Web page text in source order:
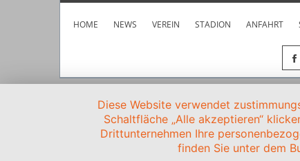
HOME NEWS VEREIN STADION ANFAHRT
Diese Website verwendet
Schaltfläche „Alle akzeptieren“
Drittunternehmen Ihre
finden Sie unter dem